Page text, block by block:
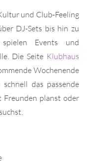
und Club-Feeling
DJ-Sets bis hin zu
Events und
Die Seite Klubhaus
Wochenende
das passende
Freunden planst oder